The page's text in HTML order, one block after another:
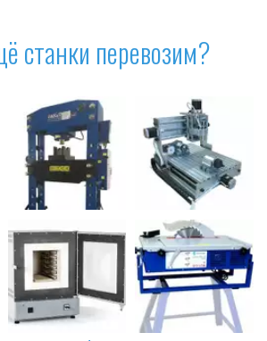
станки перевозим?